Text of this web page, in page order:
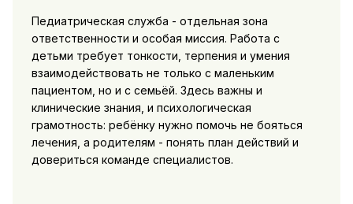
Педиатрическая служба - отдельная зона
ответственности и особая миссия. Работа с
детьми требует тонкости, терпения и умения
взаимодействовать не только с маленьким
пациентом, но и с семьёй. Здесь важны и
клинические знания, и психологическая
грамотность: ребёнку нужно помочь не бояться
лечения, а родителям - понять план действий и
довериться команде специалистов.